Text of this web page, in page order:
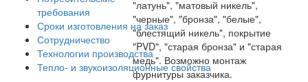
требования
Сроки изготовления на заказ
Сотрудничество
Технологии производства
Тепло- и звукоизоляционные свойства
"латунь", "матовый никель",
"черные", "бронза", "белые",
"блестящий никель", покрытие
"PVD", "старая бронза" и "старая
медь". Возможно монтаж
фурнитуры заказчика.